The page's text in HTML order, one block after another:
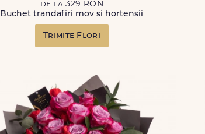
de la 329 RON
Buchet trandafiri mov si hortensii
Trimite Flori